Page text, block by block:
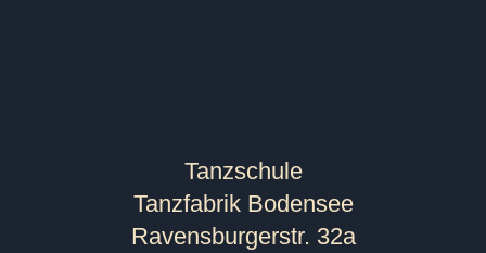
Tanzschule
Tanzfabrik Bodensee
Ravensburgerstr. 32a